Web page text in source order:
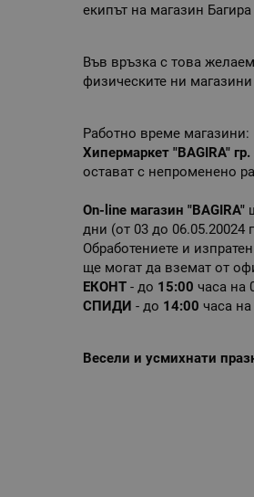
екипът на магазин
Във връзка с това
физическите ни
Работно време магазини:
Хипермаркет "BAGIRA"
остават с непроменено
On-line магазин "BAGIRA"
дни (от 03 до 06.05.20024
Обработениете и
ще могат да вземат от
ЕКОНТ - до 15:00 часа на
СПИДИ - до 14:00 часа на
Весели и усмихнати